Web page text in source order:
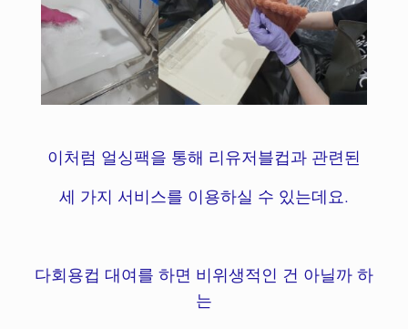
이처럼 얼싱팩을 통해 리유저블컵과 관련된
세 가지 서비스를 이용하실 수 있는데요.
다회용컵 대여를 하면 비위생적인 건 아닐까 하
는